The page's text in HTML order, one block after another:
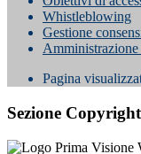
Whistleblowing
Gestione
Amministrazione
Pagina
Sezione Copyright